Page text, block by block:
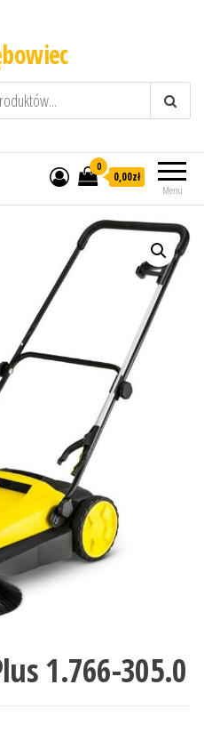
Menu
0
0,00zł
1.766-305.0